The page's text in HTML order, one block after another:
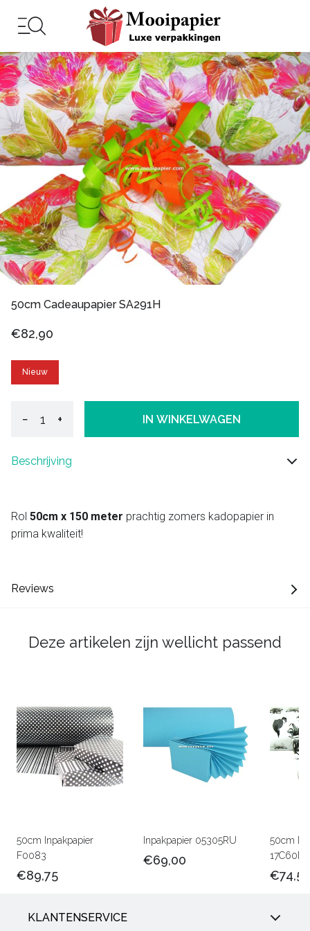
50cm Cadeaupapier SA291H
€82,90
Nieuw
− + IN WINKELWAGEN
Beschrijving
Rol 50cm x 150 meter prachtig zomers kadopapier in
prima kwaliteit!
Reviews
Deze artikelen zijn wellicht passend
50cm Inpakpapier
F0083
€89,75
Inpakpapier 05305RU
€69,00
50cm
€74,50
KLANTENSERVICE